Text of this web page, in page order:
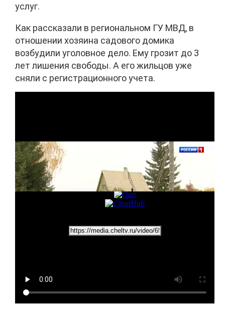
услуг.
Как рассказали в региональном ГУ МВД, в
отношении хозяина садового домика
возбудили уголовное дело. Ему грозит до 3
лет лишения свободы. А его жильцов уже
сняли с регистрационного учета.